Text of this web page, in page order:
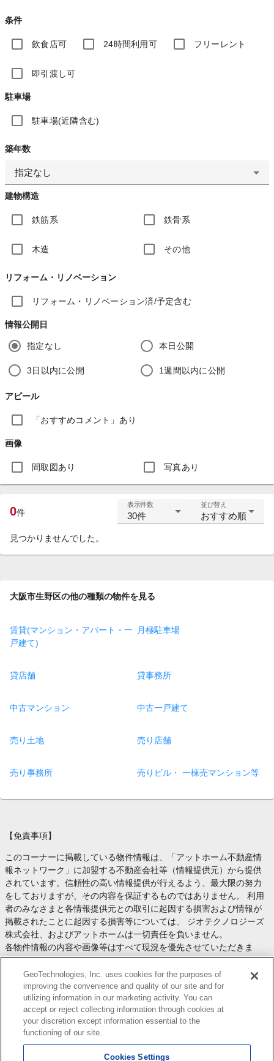
条件
飲食店可 24時間利用可 フリーレント
即引渡し可
駐車場
駐車場(近隣含む)
築年数
指定なし
建物構造
鉄筋系 鉄骨系
木造 その他
リフォーム・リノベーション
リフォーム・リノベーション済/予定含む
情報公開日
指定なし 本日公開
3日以内に公開 1週間以内に公開
アピール
「おすすめコメント」あり
画像
間取図あり 写真あり
0件
表示件数
30件
並び替え
おすすめ順
見つかりませんでした。
大阪市生野区の他の種類の物件を見る
賃貸(マンション・アパート・一
戸建て)
月極駐車場
貸店舗 貸事務所
中古マンション 中古一戸建て
売り土地 売り店舗
売り事務所 売りビル・ 一棟売マンション等
【免責事項】
このコーナーに掲載している物件情報は、「アットホーム不動産情
報ネットワーク」に加盟する不動産会社等（情報提供元）から提供
されています。信頼性の高い情報提供が行えるよう、最大限の努力
をしておりますが、その内容を保証するものではありません。 利用
者のみなさまと各情報提供元との取引に起因する損害および情報が
掲載されたことに起因する損害等については、 ジオテクノロジーズ
株式会社、およびアットホームは一切責任を負いません。
各物件情報の内容や画像等はすべて現況を優先させていただきま
す。
お取引等（お取引の準備、資金調達等を含みます）の際には、内容
や契約条件等について、 各情報提供元より十分な説明を受け、ご自
身でご確認の上、判断してください。
このコーナーへの物件情報のご掲載、その他不動産業務ソリューシ
ョン等についての不動産会社様のお問合せはこちら
します。
GeoTechnologies, Inc. uses cookies for the purposes of
improving the convenience and quality of our site and for
utilizing information in our marketing activity. You can
accept or reject collecting information through cookies at
your discretion except information essential to the
functioning of our site.
Cookies Settings